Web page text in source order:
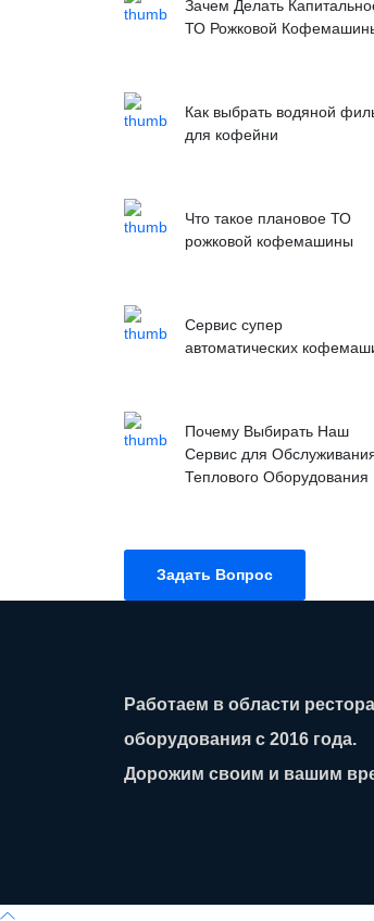
Зачем Делать
ТО Рожковой
Как выбрать водяной
для кофейни
Что такое плановое ТО
рожковой кофемашины
Сервис супер
автоматических
Почему Выбирать Наш
Сервис для
Теплового Оборудования
Задать Вопрос
Работаем в области
оборудования с 2016 года.
Дорожим своим и вашим